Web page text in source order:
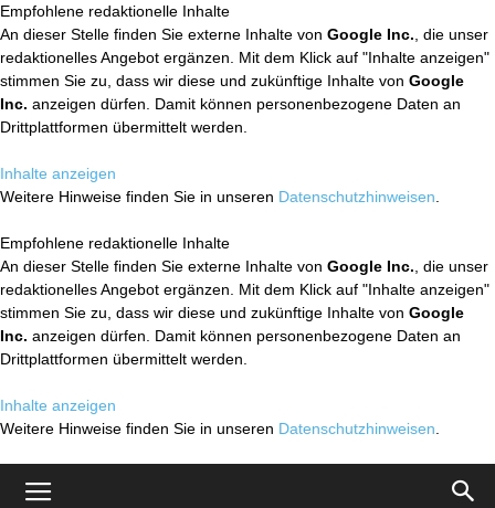
Empfohlene redaktionelle Inhalte
An dieser Stelle finden Sie externe Inhalte von Google Inc. , die unser
redaktionelles Angebot ergänzen. Mit dem Klick auf "Inhalte anzeigen"
stimmen Sie zu, dass wir diese und zukünftige Inhalte von Google
Inc. anzeigen dürfen. Damit können personenbezogene Daten an
Drittplattformen übermittelt werden.
Inhalte anzeigen
Weitere Hinweise finden Sie in unseren Datenschutzhinweisen
Empfohlene redaktionelle Inhalte
An dieser Stelle finden Sie externe Inhalte von Google Inc. , die unser
redaktionelles Angebot ergänzen. Mit dem Klick auf "Inhalte anzeigen"
stimmen Sie zu, dass wir diese und zukünftige Inhalte von Google
Inc. anzeigen dürfen. Damit können personenbezogene Daten an
Drittplattformen übermittelt werden.
Inhalte anzeigen
Weitere Hinweise finden Sie in unseren Datenschutzhinweisen